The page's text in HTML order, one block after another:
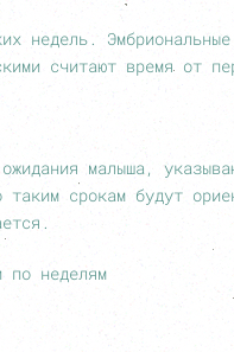
недель.
считают время от
малыша,
срокам будут
по неделям